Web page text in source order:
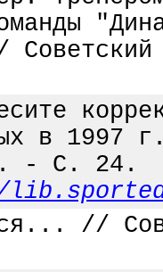
в 1997
- С. 24.
//